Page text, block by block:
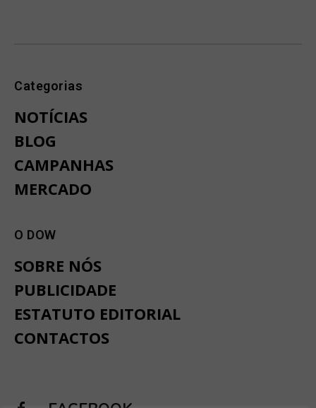
Categorias
NOTÍCIAS
BLOG
CAMPANHAS
MERCADO
O DOW
SOBRE NÓS
PUBLICIDADE
ESTATUTO EDITORIAL
CONTACTOS